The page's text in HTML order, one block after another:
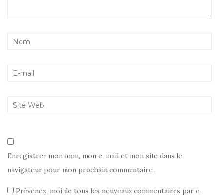
Enregistrer mon nom, mon e-mail et mon site dans le
navigateur pour mon prochain commentaire.
Prévenez-moi de tous les nouveaux commentaires par e-